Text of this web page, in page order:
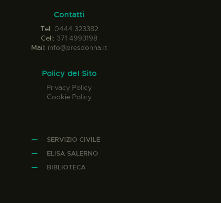
Contatti
Tel: 0444 323382
Cell: 371 4993198
Mail: info@presdonna.it
Policy del Sito
Privacy Policy
Cookie Policy
SERVIZIO CIVILE
ELISA SALERNO
BIBLIOTECA